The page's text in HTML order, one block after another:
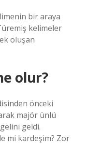
bir araya
kelimeler
oluşan
olur?
önceki
majör ünlü
geldi.
mi kardeşim? Zor